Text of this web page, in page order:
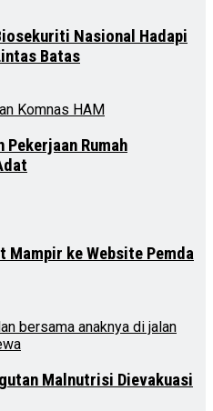
Nasional Hadapi
Batas
Pekerjaan Rumah
Mampir ke Website Pemda
Malnutrisi Dievakuasi